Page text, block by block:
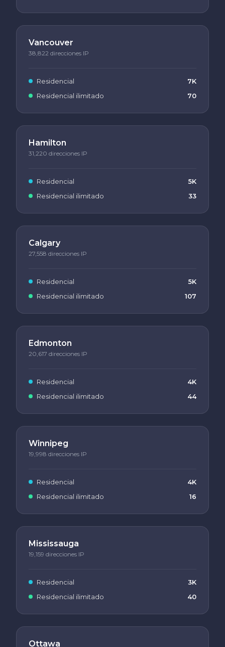
Vancouver
38,822 direcciones IP
Residencial
7K
Residencial ilimitado
70
Hamilton
31,220 direcciones IP
Residencial
5K
Residencial ilimitado
33
Calgary
27,558 direcciones IP
Residencial
5K
Residencial ilimitado
107
Edmonton
20,617 direcciones IP
Residencial
4K
Residencial ilimitado
44
Winnipeg
19,998 direcciones IP
Residencial
4K
Residencial ilimitado
16
Mississauga
19,159 direcciones IP
Residencial
3K
Residencial ilimitado
40
Ottawa